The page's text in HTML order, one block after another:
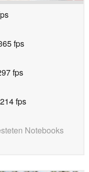
fps
fps
fps
Notebooks